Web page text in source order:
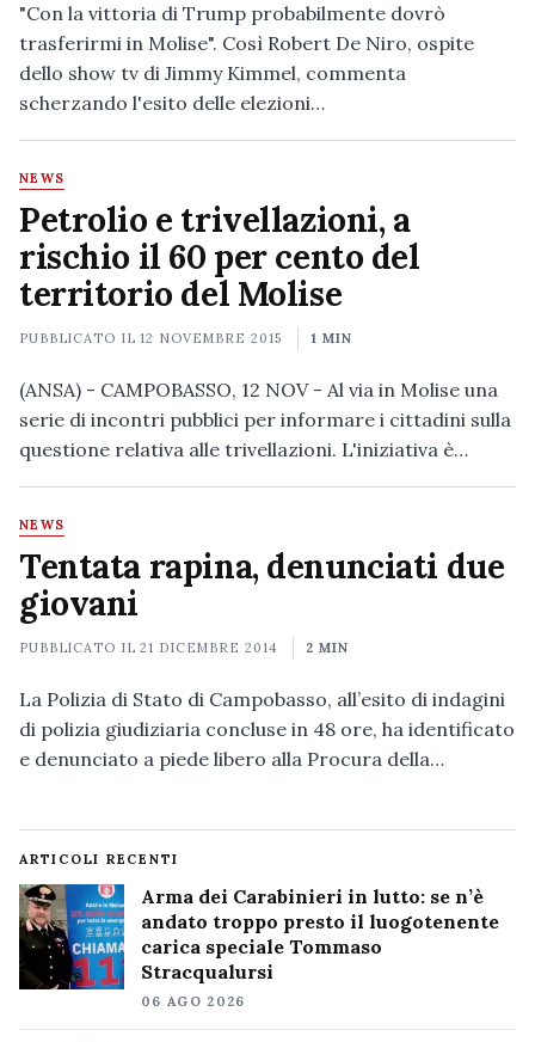
"Con la vittoria di Trump probabilmente dovrò
trasferirmi in Molise". Così Robert De Niro, ospite
dello show tv di Jimmy Kimmel, commenta
scherzando l'esito delle elezioni…
NEWS
Petrolio e trivellazioni, a
rischio il 60 per cento del
territorio del Molise
PUBBLICATO IL12 NOVEMBRE 2015 1 MIN
(ANSA) - CAMPOBASSO, 12 NOV - Al via in Molise una
serie di incontri pubblici per informare i cittadini sulla
questione relativa alle trivellazioni. L'iniziativa è…
NEWS
Tentata rapina, denunciati due
giovani
PUBBLICATO IL21 DICEMBRE 2014 2 MIN
La Polizia di Stato di Campobasso, all’esito di indagini
di polizia giudiziaria concluse in 48 ore, ha identificato
e denunciato a piede libero alla Procura della…
ARTICOLI RECENTI
Arma dei Carabinieri in lutto: se n’è
andato troppo presto il luogotenente
carica speciale Tommaso
Stracqualursi
06 AGO 2026